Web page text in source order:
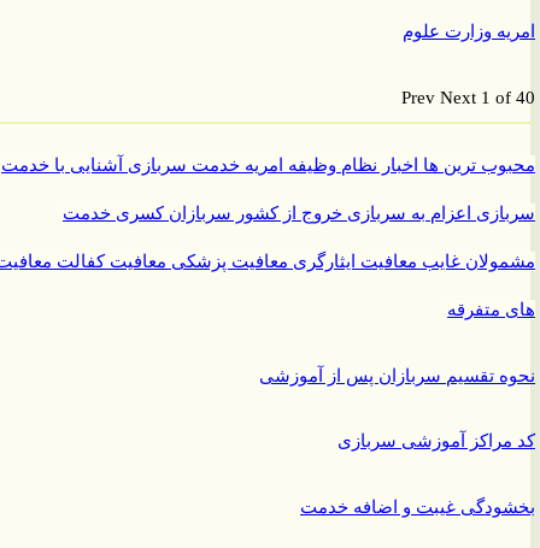
وزارت علوم
PrevNext 1
ترین هااخبار نظام وظیفهامریهخدمت سربازیآشنایی با خدمت
اعزام به سربازیخروج از کشور سربازانکسری خدمت
غایبمعافیت ایثارگریمعافیت پزشکیمعافیت کفالتمعافیت
متفرقه
تقسیم سربازان پس از آموزشی
آموزشی سربازی
غیبت و اضافه خدمت